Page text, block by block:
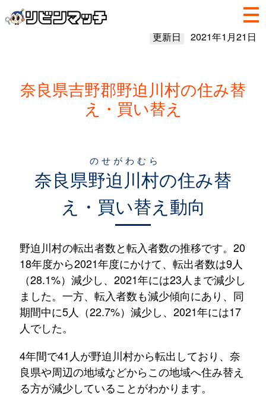
更新日 2021年1月21日
奈良県吉野郡野迫川村の住み替
え・買い替え
奈良県野迫川村
のせがわむら
の住み替
え・買い替え動向
野迫川村の転出者数と転入者数の推移です。20
18年度から2021年度にかけて、転出者数は9人
（28.1%）減少し、2021年には23人まで減少し
ました。一方、転入者数も減少傾向にあり、同
期間中に5人（22.7%）減少し、2021年には17
人でした。
4年間で41人が野迫川村から転出しており、奈
良県や周辺の地域などからこの地域へ住み替え
る方が減少していることがわかります。